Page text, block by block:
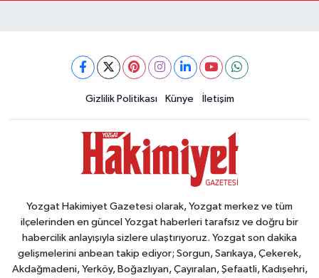
Gizlilik Politikası Künye İletişim
Yozgat Hakimiyet Gazetesi olarak, Yozgat merkez ve tüm
ilçelerinden en güncel Yozgat haberleri tarafsız ve doğru bir
habercilik anlayışıyla sizlere ulaştırıyoruz. Yozgat son dakika
gelişmelerini anbean takip ediyor; Sorgun, Sarıkaya, Çekerek,
Akdağmadeni, Yerköy, Boğazlıyan, Çayıralan, Şefaatli, Kadışehri,